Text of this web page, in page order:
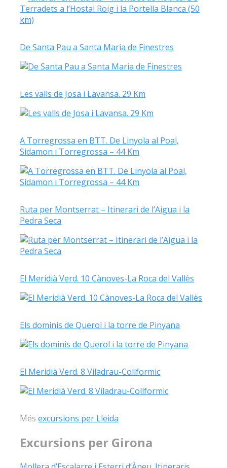
De Santa Pau a Santa Maria de Finestres
Les valls de Josa i Lavansa. 29 Km
A Torregrossa en BTT. De Linyola al Poal,
Sidamon i Torregrossa – 44 Km
Ruta per Montserrat – Itinerari de l’Aigua i la
Pedra Seca
El Meridià Verd. 10 Cànoves-La Roca del Vallès
Els dominis de Querol i la torre de Pinyana
El Meridià Verd. 8 Viladrau-Collformic
Mésexcursions per Lleida
Excursions per Girona